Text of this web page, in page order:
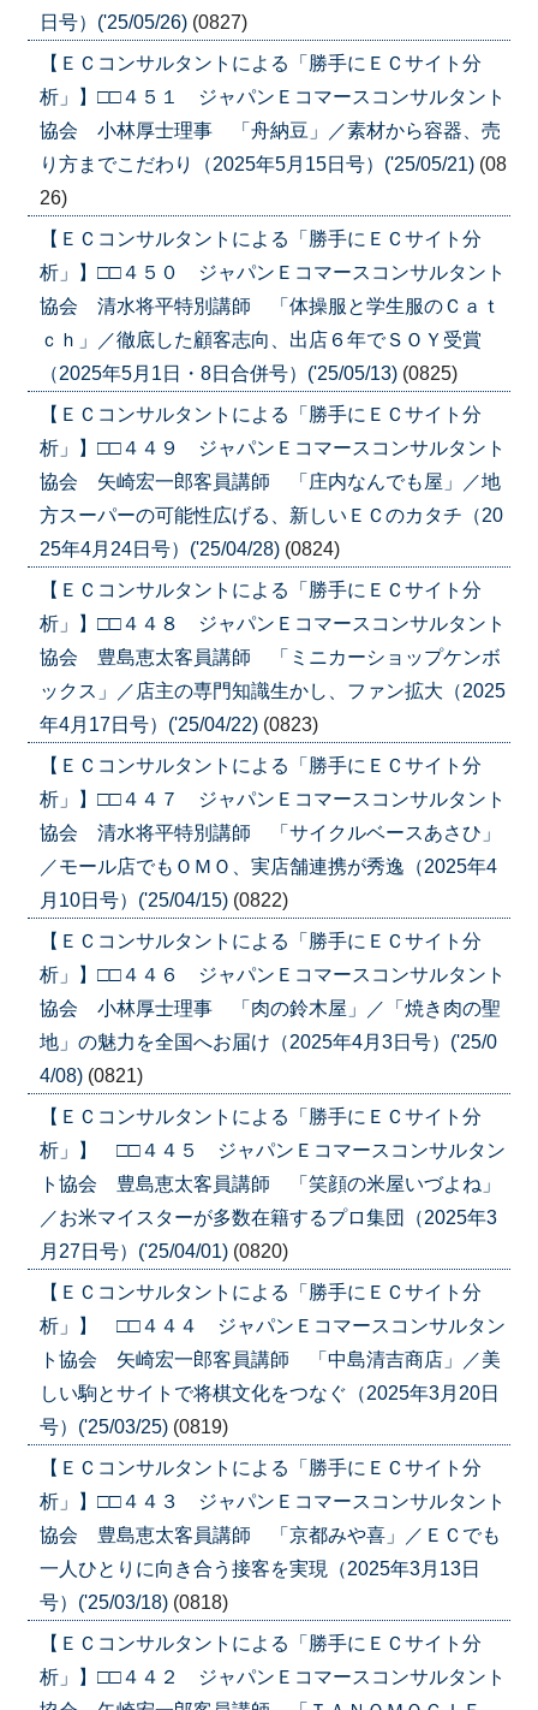
日号）('25/05/26) (0827)
【ＥＣコンサルタントによる「勝手にＥＣサイト分
析」】□□４５１ ジャパンＥコマースコンサルタント
協会 小林厚士理事 「舟納豆」／素材から容器、売
り方までこだわり（2025年5月15日号）('25/05/21) (08
26)
【ＥＣコンサルタントによる「勝手にＥＣサイト分
析」】□□４５０ ジャパンＥコマースコンサルタント
協会 清水将平特別講師 「体操服と学生服のＣａｔ
ｃｈ」／徹底した顧客志向、出店６年でＳＯＹ受賞
（2025年5月1日・8日合併号）('25/05/13) (0825)
【ＥＣコンサルタントによる「勝手にＥＣサイト分
析」】□□４４９ ジャパンＥコマースコンサルタント
協会 矢崎宏一郎客員講師 「庄内なんでも屋」／地
方スーパーの可能性広げる、新しいＥＣのカタチ（20
25年4月24日号）('25/04/28) (0824)
【ＥＣコンサルタントによる「勝手にＥＣサイト分
析」】□□４４８ ジャパンＥコマースコンサルタント
協会 豊島恵太客員講師 「ミニカーショップケンボ
ックス」／店主の専門知識生かし、ファン拡大（2025
年4月17日号）('25/04/22) (0823)
【ＥＣコンサルタントによる「勝手にＥＣサイト分
析」】□□４４７ ジャパンＥコマースコンサルタント
協会 清水将平特別講師 「サイクルベースあさひ」
／モール店でもＯＭＯ、実店舗連携が秀逸（2025年4
月10日号）('25/04/15) (0822)
【ＥＣコンサルタントによる「勝手にＥＣサイト分
析」】□□４４６ ジャパンＥコマースコンサルタント
協会 小林厚士理事 「肉の鈴木屋」／「焼き肉の聖
地」の魅力を全国へお届け（2025年4月3日号）('25/0
4/08) (0821)
【ＥＣコンサルタントによる「勝手にＥＣサイト分
析」】 □□４４５ ジャパンＥコマースコンサルタン
ト協会 豊島恵太客員講師 「笑顔の米屋いづよね」
／お米マイスターが多数在籍するプロ集団（2025年3
月27日号）('25/04/01) (0820)
【ＥＣコンサルタントによる「勝手にＥＣサイト分
析」】 □□４４４ ジャパンＥコマースコンサルタン
ト協会 矢崎宏一郎客員講師 「中島清吉商店」／美
しい駒とサイトで将棋文化をつなぐ（2025年3月20日
号）('25/03/25) (0819)
【ＥＣコンサルタントによる「勝手にＥＣサイト分
析」】□□４４３ ジャパンＥコマースコンサルタント
協会 豊島恵太客員講師 「京都みや喜」／ＥＣでも
一人ひとりに向き合う接客を実現（2025年3月13日
号）('25/03/18) (0818)
【ＥＣコンサルタントによる「勝手にＥＣサイト分
析」】□□４４２ ジャパンＥコマースコンサルタント